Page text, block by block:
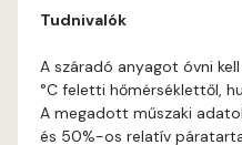
Tudnivalók
A száradó anyagot óvni
°C feletti hőmérséklettől,
A megadott műszaki
és 50%-os relatív